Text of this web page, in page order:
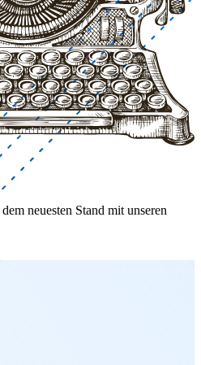
neuesten Stand mit unseren